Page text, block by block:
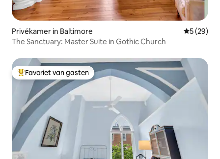
Privékamer in Baltimore
5 (29)
The Sanctuary: Master Suite in Gothic Church
Topfavoriet van gasten
Favoriet van gasten